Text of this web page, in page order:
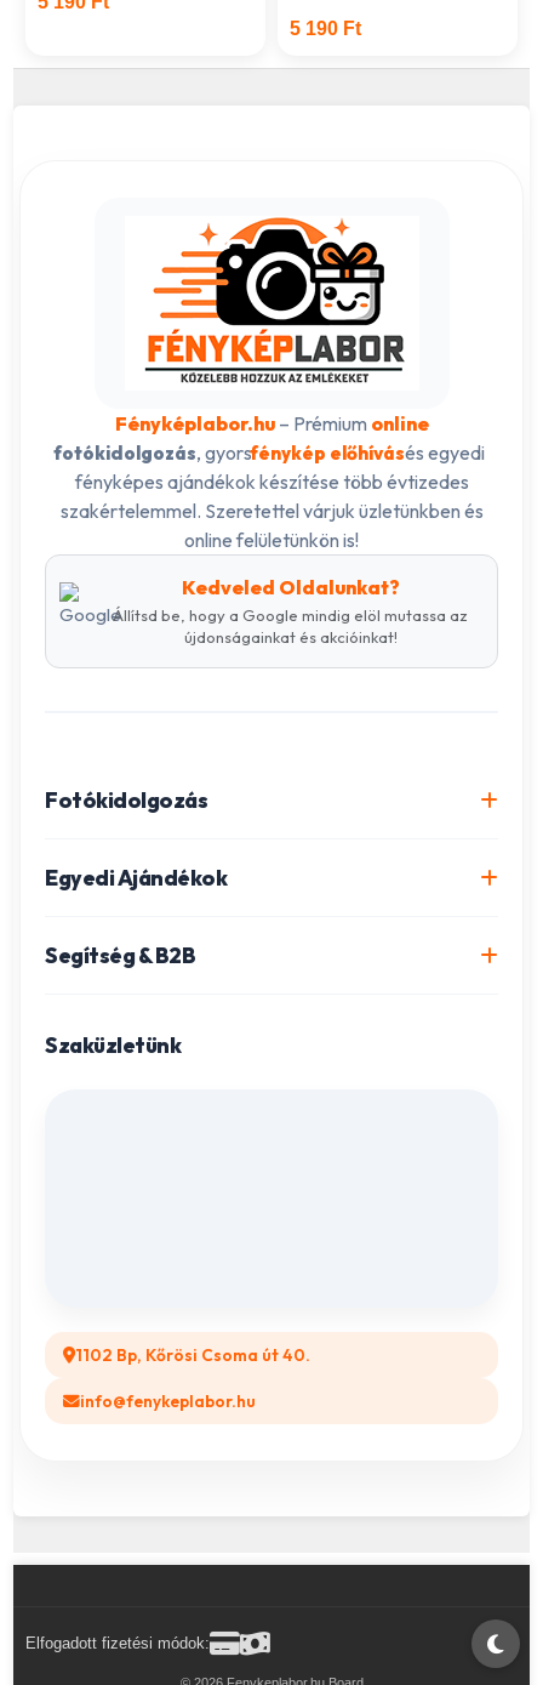
5 190 Ft
Fényképlabor.hu– Prémium online
fotókidolgozás, gyorsfénykép előhívásés egyedi
fényképes ajándékok készítése több évtizedes
szakértelemmel. Szeretettel várjuk üzletünkben és
online felületünkön is!
Kedveled Oldalunkat?
Állítsd be, hogy a Google mindig elöl mutassa az
újdonságainkat és akcióinkat!
Fotókidolgozás
Igazolványkép készítés
Egyedi Ajándékok
Gravírozott ajándékok
Segítség & B2B
Szaküzletünk
1102 Bp, Kőrösi Csoma út 40.
info@fenykeplabor.hu
Elfogadott fizetési módok: